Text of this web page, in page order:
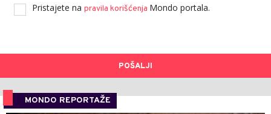
Pristajete na pravila korišćenja Mondo portala.
POŠALJI
MONDO REPORTAŽE